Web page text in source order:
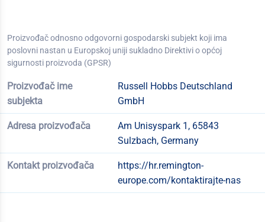
Proizvođač odnosno odgovorni gospodarski subjekt koji ima
poslovni nastan u Europskoj uniji sukladno Direktivi o općoj
sigurnosti proizvoda (GPSR)
Proizvođač ime
subjekta
Russell Hobbs Deutschland
GmbH
Adresa proizvođača
Am Unisyspark 1, 65843
Sulzbach, Germany
Kontakt proizvođača
https://hr.remington-
europe.com/kontaktirajte-nas